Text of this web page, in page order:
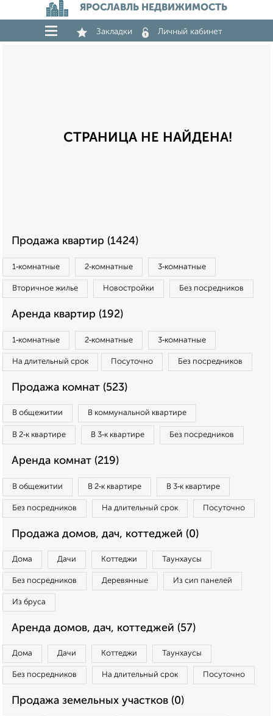
ЯРОСЛАВЛЬ НЕДВИЖИМОСТЬ
Закладки Личный кабинет
СТРАНИЦА НЕ НАЙДЕНА!
Продажа квартир (1424)
1‑комнатные 2‑комнатные 3‑комнатные
Вторичное жилье Новостройки Без посредников
Аренда квартир (192)
1‑комнатные 2‑комнатные 3‑комнатные
На длительный срок Посуточно Без посредников
Продажа комнат (523)
В общежитии В коммунальной квартире
В 2‑к квартире В 3‑к квартире Без посредников
Аренда комнат (219)
В общежитии В 2‑к квартире В 3‑к квартире
Без посредников На длительный срок Посуточно
Продажа домов, дач, коттеджей (0)
Дома Дачи Коттеджи Таунхаусы
Без посредников Деревянные Из сип панелей
Из бруса
Аренда домов, дач, коттеджей (57)
Дома Дачи Коттеджи Таунхаусы
Без посредников На длительный срок Посуточно
Продажа земельных участков (0)